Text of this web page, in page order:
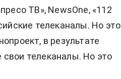
ТВ», NewsOne, «112
телеканалы. Но это
в результате
телеканалы. Но это